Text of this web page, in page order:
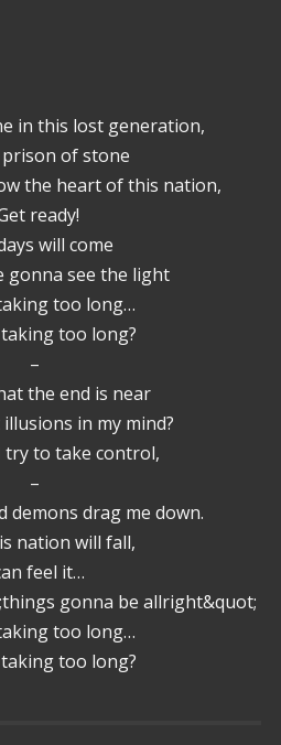
in this lost generation,
prison of stone
the heart of this nation,
ready!
will come
gonna see the light
too long…
taking too long?
–
the end is near
in my mind?
try to take control,
–
demons drag me down.
nation will fall,
feel it…
gonna be allright&quot;
too long…
taking too long?